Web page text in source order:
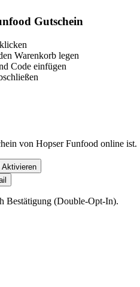
Gutschein
Warenkorb legen
Code einfügen
von Hopser Funfood online ist.
Aktivieren
Bestätigung (Double-Opt-In).